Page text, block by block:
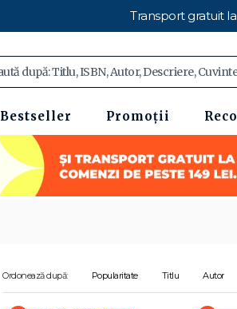
Transport gratuit
Bestseller Promoții
Ordonează după: Popularitate Titlu Autor